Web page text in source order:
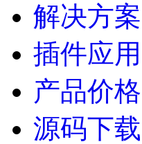
解决方案
插件应用
产品价格
源码下载